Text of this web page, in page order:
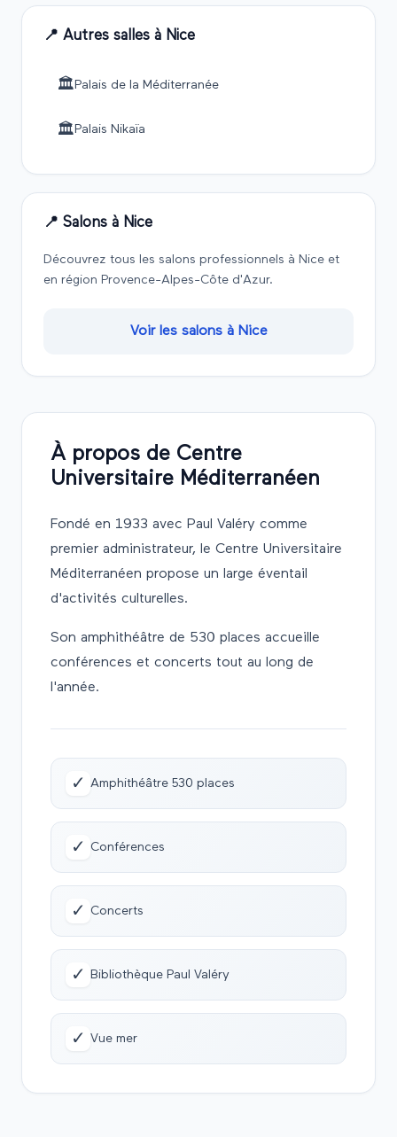
À propos de Centre
Universitaire Méditerranéen
Fondé en 1933 avec Paul Valéry comme
premier administrateur, le Centre Universitaire
Méditerranéen propose un large éventail
d'activités culturelles.
Son amphithéâtre de 530 places accueille
conférences et concerts tout au long de
l'année.
✓ Amphithéâtre 530 places
✓ Conférences
✓ Concerts
✓ Bibliothèque Paul Valéry
✓ Vue mer
📍 Autres salles à Nice
🏛️ Palais de la Méditerranée
🏛️ Palais Nikaïa
📍 Salons à Nice
Découvrez tous les salons professionnels à Nice et
en région Provence-Alpes-Côte d'Azur.
Voir les salons à Nice